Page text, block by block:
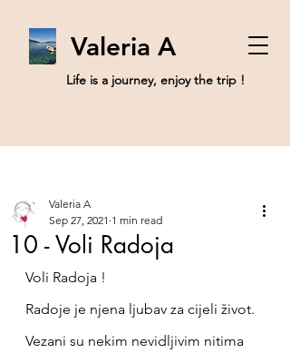
Valeria A
Life is a journey, enjoy the trip !
10 - Voli Radoja
Valeria A
Sep 27, 2021 1 min read
Voli Radoja !
Radoje je njena ljubav za cijeli život.
Vezani su nekim nevidljivim nitima